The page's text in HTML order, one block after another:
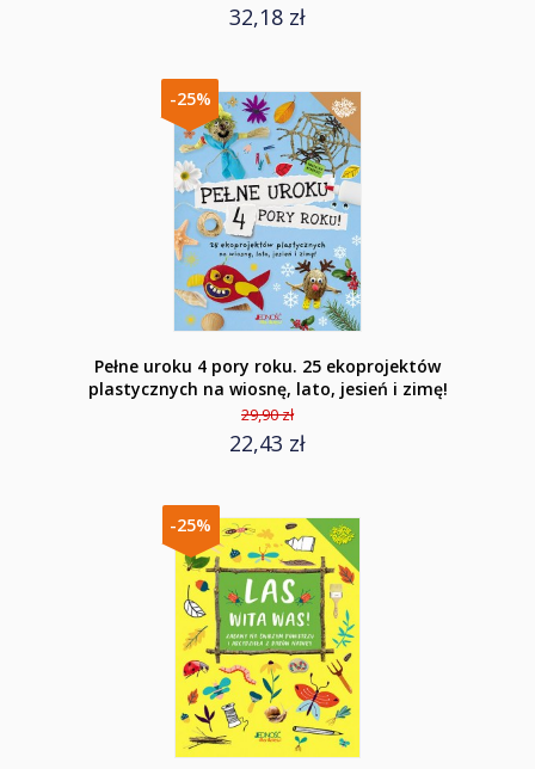
32,18 zł
-25%
Pełne uroku 4 pory roku. 25 ekoprojektów
plastycznych na wiosnę, lato, jesień i zimę!
29,90 zł
22,43 zł
-25%